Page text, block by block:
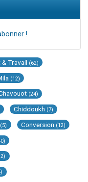
!
& Travail (62)
(12)
(24)
Chiddoukh (7)
(5) Conversion (12)